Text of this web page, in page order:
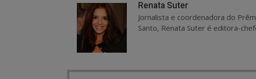
Renata Suter
Jornalista e coordenadora do
Santo, Renata Suter é editora-